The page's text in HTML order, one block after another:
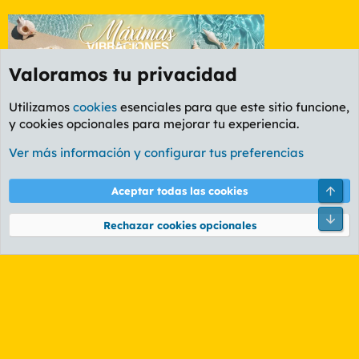
Foro Política
Cookies
PL OLDSTYLE AMARILLO
Términos y reglas Política de privacidad Ayuda
Community platform by XenForo® © 2010-2026 XenForo Ltd.
Valoramos tu privacidad
Utilizamos cookies esenciales para que este sitio funcione,
y cookies opcionales para mejorar tu experiencia.
Ver más información y configurar tus preferencias
Aceptar todas las cookies
Rechazar cookies opcionales
Pie